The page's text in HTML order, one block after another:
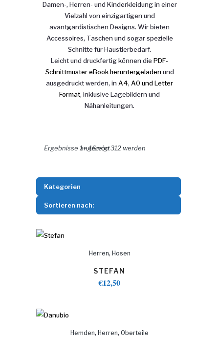
Damen-, Herren- und Kinderkleidung in einer
Vielzahl von einzigartigen und
avantgardistischen Designs. Wir bieten
Accessoires, Taschen und sogar spezielle
Schnitte für Haustierbedarf.
Leicht und druckfertig können die PDF-
Schnittmuster eBook heruntergeladenund
ausgedruckt werden, in A4, A0 und Letter
Format, inklusive Lagebildern und
Nähanleitungen.
Ergebnisse 1 – 16 von 312 werden angezeigtNach Aktualität sortiert
Kategorien
Sortieren nach:
Herren, Hosen
STEFAN
€12,50
Hemden, Herren, Oberteile